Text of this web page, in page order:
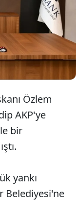
Belediyesi ile
gündeme
Recep Türk
Özlem
AKP'ye
bir
yankı
Belediyesi'ne